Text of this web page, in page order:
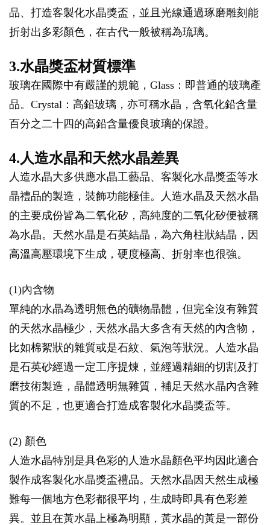
品、打造客製化水晶獎盃，並且光線通過琢磨雕刻能
折射出多彩顏色，在古代一般被稱為琉璃。
3.水晶獎盃材質標準
玻璃在國際中有嚴謹的規範，Glass：即普通的玻璃產
品。Crystal：高鉛玻璃，亦可稱水晶，含氧化鉛含量
百分之二十四的高鉛含量優良玻璃的保證。
4.人造水晶和天然水晶差異
人造水晶大多供應水晶工藝品、客製化水晶獎盃等水
晶禮品的製造，裝飾功能極佳。人造水晶及天然水晶
的主要成份皆為二氧化矽，高純度的二氧化矽便被稱
為水晶。天然水晶是石英結晶，為六角柱狀結晶，因
高溫高壓環境下生成，硬度極高、折射率也很強。
(1)內含物
單純的水晶為透明無色的礦物晶體，但完全沒有雜質
的天然水晶極少，天然水晶大多含有天然的內含物，
比如棉絮狀的雜質或是石紋、氣泡等狀況。人造水晶
是石英砂經過一定工序提煉，並經過精細的切割及打
磨技術製造，晶體透明無雜質，補足天然水晶內含雜
質的不足，也更適合打造成客製化水晶獎盃等。
(2) 顏色
人造水晶特別是具色彩的人造水晶顏色平均因此適合
製作成客製化水晶獎盃禮品。天然水晶因天然生成極
難每一個地方色彩都很平均，生成時即具有色彩差
異。並且在黃水晶上極為明顯，黃水晶的黃是一部份